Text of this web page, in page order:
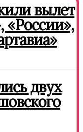
вылет
«России»,
двух